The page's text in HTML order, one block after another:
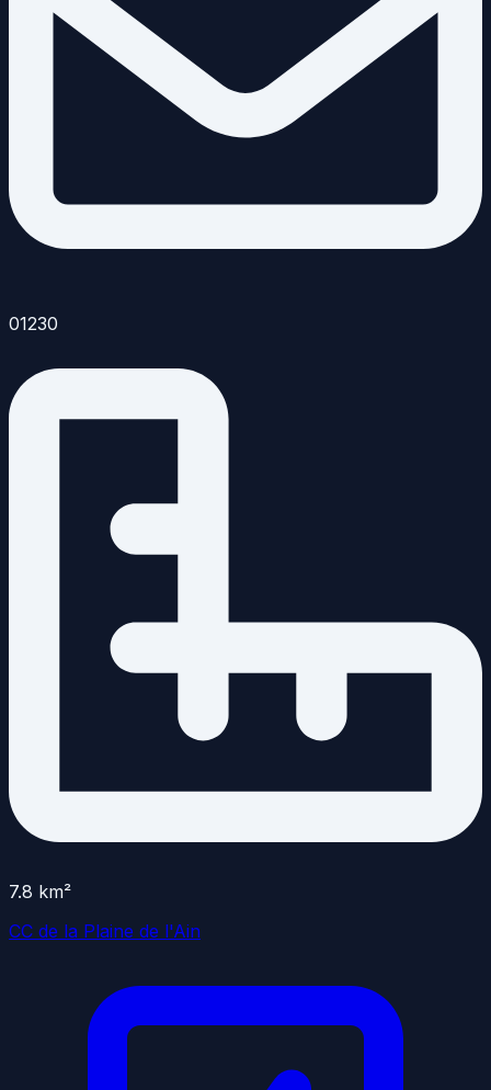
01230
7.8 km²
CC de la Plaine de l'Ain